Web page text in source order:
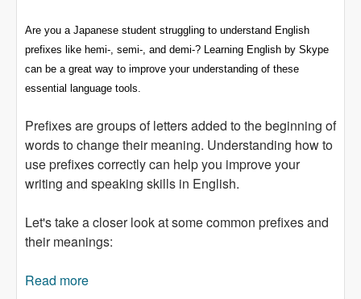
Are you a Japanese student struggling to understand English
prefixes like hemi-, semi-, and demi-? Learning English by Skype
can be a great way to improve your understanding of these
essential language tools.
Prefixes are groups of letters added to the beginning of
words to change their meaning. Understanding how to
use prefixes correctly can help you improve your
writing and speaking skills in English.
Let's take a closer look at some common prefixes and
their meanings:
Read more